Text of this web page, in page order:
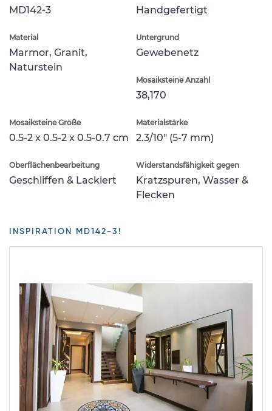
MD142-3 Handgefertigt
Material
Marmor, Granit,
Naturstein
Untergrund
Gewebenetz
Mosaiksteine Anzahl
38,170
Mosaiksteine Größe
0.5-2 x 0.5-2 x 0.5-0.7 cm
Materialstärke
2.3/10" (5-7 mm)
Oberflächenbearbeitung
Geschliffen & Lackiert
Widerstandsfähigkeit gegen
Kratzspuren, Wasser &
Flecken
INSPIRATION MD142-3!